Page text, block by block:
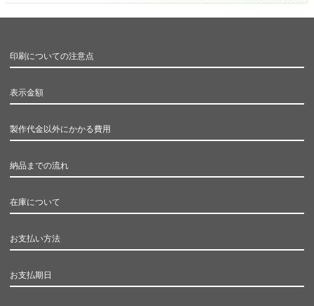
印刷についての注意点
表示金額
製作代金以外にかかる費用
納品までの流れ
在庫について
お支払い方法
お支払期日